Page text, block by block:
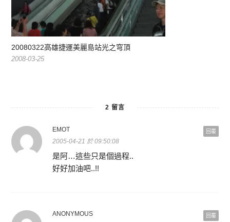
20080322高雄捷運美麗島站光之穹頂
2008-03-25
2 留言
回覆
EMOT
2005-04-21 於 09:50:08
是阿…這些只是個過程..
好好加油吧..!!
回覆
ANONYMOUS